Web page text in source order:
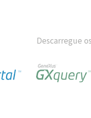
Descarregue